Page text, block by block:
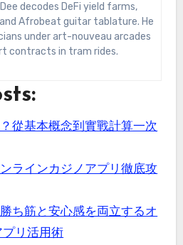
decodes DeFi yield farms,
Afrobeat guitar tablature. He
under art-nouveau arcades
contracts in tram rides.
從基本概念到實戰計算一次
ラインカジノアプリ徹底攻
ち筋と安心感を両立するオ
リ活用術